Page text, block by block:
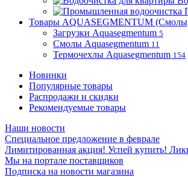
Товары AQUASEGMENTUM (Смолы,
Загрузки Aquasegmentum 5
Смолы Aquasegmentum 11
Термочехлы Aquasegmentum 154
Новинки
Популярные товары
Распродажи и скидки
Рекомендуемые товары
Наши новости
Специальное предложение в феврале
Лимитированная акция! Успей купить!
Мы на портале поставщиков
Подписка на новости магазина